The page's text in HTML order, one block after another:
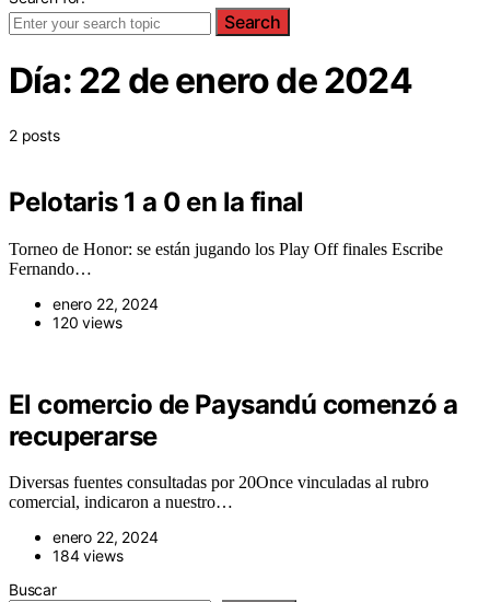
Search
Día: 22 de enero de 2024
2 posts
Pelotaris 1 a 0 en la final
Torneo de Honor: se están jugando los Play Off finales Escribe
Fernando…
enero 22, 2024
120 views
El comercio de Paysandú comenzó a
recuperarse
Diversas fuentes consultadas por 20Once vinculadas al rubro
comercial, indicaron a nuestro…
enero 22, 2024
184 views
Buscar